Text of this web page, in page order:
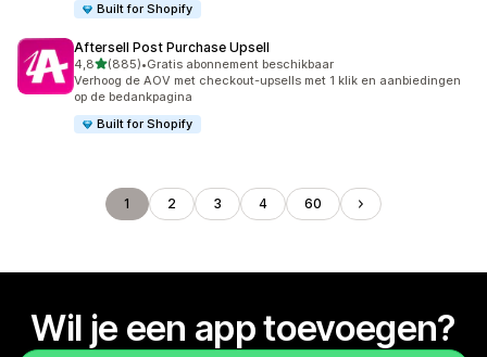
Built for Shopify
Aftersell Post Purchase Upsell
4,8van 5 sterren
(885)
885 recensies in totaal
•Gratis abonnement beschikbaar
Verhoog de AOV met checkout-upsells met 1 klik en aanbiedingen
op de bedankpagina
Built for Shopify
1 2 3 4 60
Wil je een app toevoegen?